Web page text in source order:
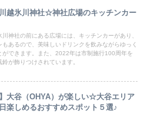
川越氷川神社☆神社広場のキッチンカー
神社の前にある広場には、キッチンカーがあり、
もあるので、美味しいドリンクを飲みながらゆっく
ができます。また、2022年は市制施行100周年を
が飾りつけされています。
】大谷（OHYA）が楽しい☆大谷エリア
楽しめるおすすめスポット５選♪